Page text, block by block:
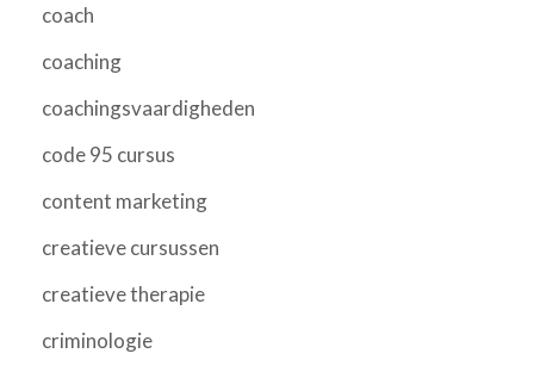
coach
coaching
coachingsvaardigheden
code 95 cursus
content marketing
creatieve cursussen
creatieve therapie
criminologie